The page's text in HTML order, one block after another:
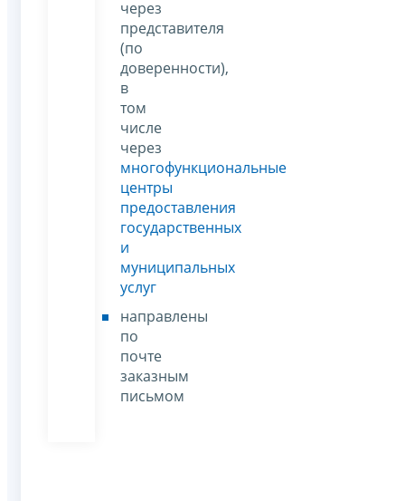
через
представителя
(по
доверенности),
в
том
числе
через
многофункциональные
центры
предоставления
государственных
и
муниципальных
услуг
направлены
по
почте
заказным
письмом